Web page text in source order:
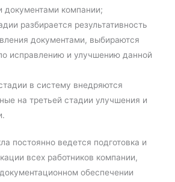
документами компании;
разбирается результативность
документами, выбираются
исправлению и улучшению данной
в систему внедряются
на третьей стадии улучшения и
постоянно ведется подготовка и
всех работников компании,
обеспечении